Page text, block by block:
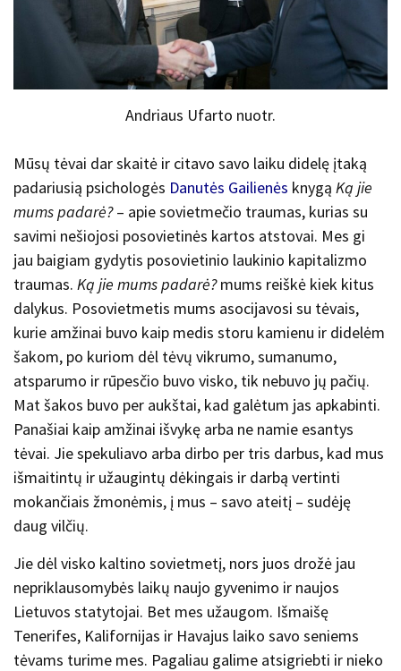
Andriaus Ufarto nuotr.
Mūsų tėvai dar skaitė ir citavo savo laiku didelę įtaką
padariusią psichologės Danutės Gailienės knygą Ką jie
mums padarė?– apie sovietmečio traumas, kurias su
savimi nešiojosi posovietinės kartos atstovai. Mes gi
jau baigiam gydytis posovietinio laukinio kapitalizmo
traumas. Ką jie mums padarė?mums reiškė kiek kitus
dalykus. Posovietmetis mums asocijavosi su tėvais,
kurie amžinai buvo kaip medis storu kamienu ir didelėm
šakom, po kuriom dėl tėvų vikrumo, sumanumo,
atsparumo ir rūpesčio buvo visko, tik nebuvo jų pačių.
Mat šakos buvo per aukštai, kad galėtum jas apkabinti.
Panašiai kaip amžinai išvykę arba ne namie esantys
tėvai. Jie spekuliavo arba dirbo per tris darbus, kad mus
išmaitintų ir užaugintų dėkingais ir darbą vertinti
mokančiais žmonėmis, į mus – savo ateitį – sudėję
daug vilčių.
Jie dėl visko kaltino sovietmetį, nors juos drožė jau
nepriklausomybės laikų naujo gyvenimo ir naujos
Lietuvos statytojai. Bet mes užaugom. Išmaišę
Tenerifes, Kalifornijas ir Havajus laiko savo seniems
tėvams turime mes. Pagaliau galime atsigriebti ir nieko